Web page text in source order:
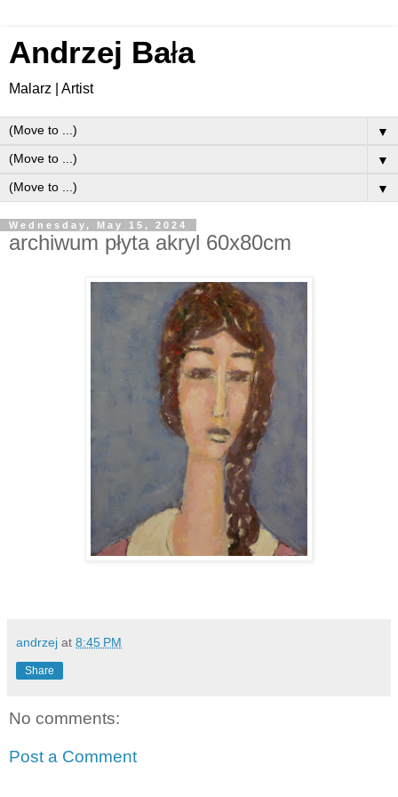
Andrzej Bała
Malarz | Artist
▼
▼
▼
Wednesday, May 15, 2024
archiwum płyta akryl 60x80cm
andrzej at 8:45 PM
Share
No comments:
Post a Comment